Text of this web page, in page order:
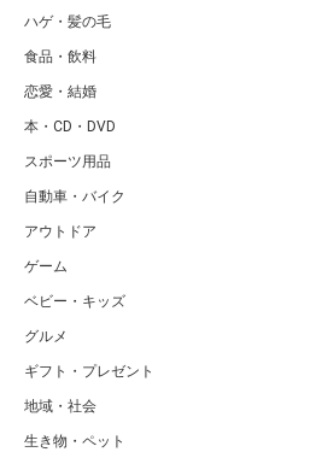
ハゲ・髪の毛
食品・飲料
恋愛・結婚
本・CD・DVD
スポーツ用品
自動車・バイク
アウトドア
ゲーム
ベビー・キッズ
グルメ
ギフト・プレゼント
地域・社会
生き物・ペット